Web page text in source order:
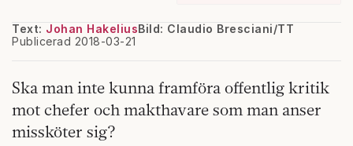
Text: Johan Hakelius
Publicerad 2018-03-21
Bild: Claudio Bresciani/TT
Ska man inte kunna framföra offentlig kritik
mot chefer och makthavare som man anser
missköter sig?